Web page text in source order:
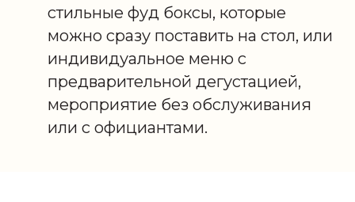
стильные фуд боксы, которые
можно сразу поставить на стол, или
индивидуальное меню с
предварительной дегустацией,
мероприятие без обслуживания
или с официантами.